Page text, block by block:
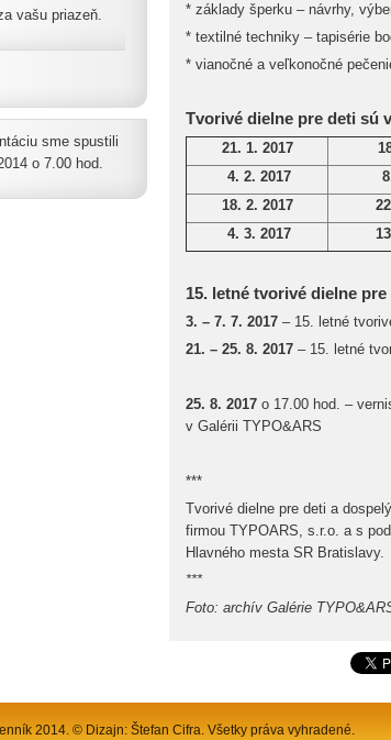
* základy šperku – návrhy,
* textilné techniky – tapisérie
* vianočné a veľkonočné
Tvorivé dielne pre deti sú
21. 1. 2017
4. 2. 2017
18. 2. 2017
4. 3. 2017
15. letné tvorivé dielne
3. – 7. 7. 2017 – 15. letné
21. – 25. 8. 2017 – 15. letné
25. 8. 2017 o 17.00 hod. –
v Galérii TYPO&ARS
***
Tvorivé dielne pre deti a
firmou TYPOARS, s.r.o. a s
Hlavného mesta SR Bratislavy.
***
Foto: archív Galérie
vašu priazeň.
sme spustili
o 7.00 hod.
2014. © Dizajn: Štefan Cifra. Všetky práva vyhradené.